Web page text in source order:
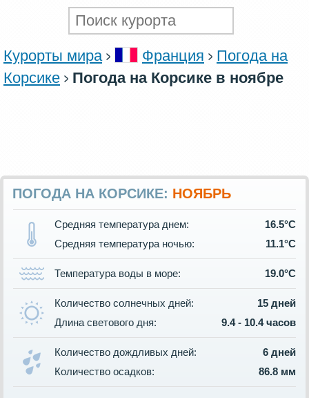
Курорты мира Франция
Погода на
Корсике
Погода на Корсике в ноябре
ПОГОДА НА КОРСИКЕ: НОЯБРЬ
Средняя температура днем:
16.5°C
Средняя температура ночью:
11.1°C
Температура воды в море: 19.0°C
Количество солнечных дней:
15 дней
Длина светового дня:
9.4 - 10.4 часов
Количество дождливых дней:
6 дней
Количество осадков:
86.8 мм